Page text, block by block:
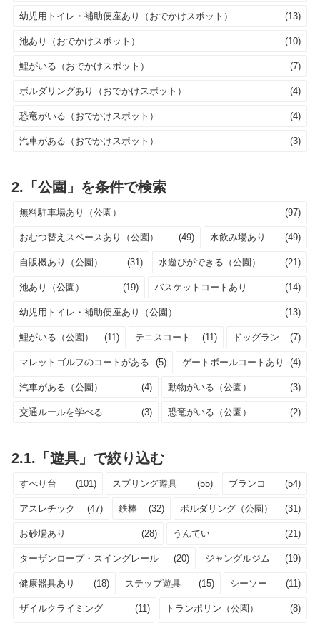
幼児用トイレ・補助便座あり（おでかけスポット） (13)
池あり（おでかけスポット） (10)
鯉がいる（おでかけスポット） (7)
ボルダリングあり（おでかけスポット） (4)
恐竜がいる（おでかけスポット） (4)
汽車がある（おでかけスポット） (3)
2.「公園」を条件で検索
無料駐車場あり（公園） (97)
おむつ替えスペースあり（公園） (49) 水飲み場あり (49)
自販機あり（公園） (31) 水遊びができる（公園） (21)
池あり（公園） (19) バスケットコートあり (14)
幼児用トイレ・補助便座あり（公園） (13)
鯉がいる（公園） (11) テニスコート (11) ドッグラン (7)
マレットゴルフのコートがある (5) ゲートボールコートあり (4)
汽車がある（公園） (4) 動物がいる（公園） (3)
交通ルールを学べる (3) 恐竜がいる（公園） (2)
2.1.「遊具」で絞り込む
すべり台 (101) スプリング遊具 (55) ブランコ (54)
アスレチック (47) 鉄棒 (32) ボルダリング（公園） (31)
お砂場あり (28) うんてい (21)
ターザンロープ・スイングレール (20) ジャングルジム (19)
健康器具あり (18) ステップ遊具 (15) シーソー (11)
ザイルクライミング (11) トランポリン（公園） (8)